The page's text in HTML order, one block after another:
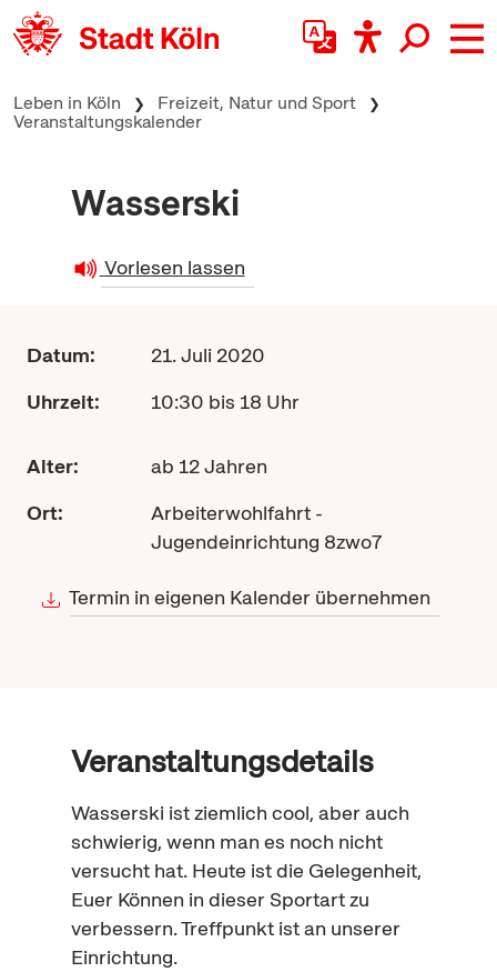
zum Inhalt springen
Leben in Köln
Freizeit, Natur und Sport
Veranstaltungskalender
Wasserski
Vorlesen lassen
Datum:
21. Juli 2020
Uhrzeit:
10:30 bis 18 Uhr
Alter:
ab 12 Jahren
Ort:
Arbeiterwohlfahrt -
Jugendeinrichtung 8zwo7
Termin in eigenen Kalender übernehmen
Veranstaltungsdetails
Wasserski ist ziemlich cool, aber auch
schwierig, wenn man es noch nicht
versucht hat. Heute ist die Gelegenheit,
Euer Können in dieser Sportart zu
verbessern. Treffpunkt ist an unserer
Einrichtung.